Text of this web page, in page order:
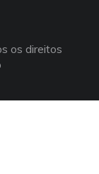
os direitos